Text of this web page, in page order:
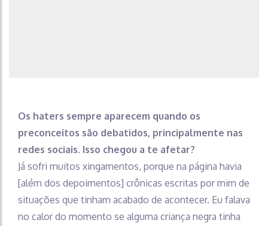
Os haters sempre aparecem quando os
preconceitos são debatidos, principalmente nas
redes sociais. Isso chegou a te afetar?
Já sofri muitos xingamentos, porque na página havia
[além dos depoimentos] crônicas escritas por mim de
situações que tinham acabado de acontecer. Eu falava
no calor do momento se alguma criança negra tinha